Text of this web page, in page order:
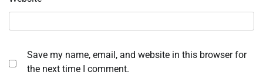
Save my name, email, and website in this browser for
the next time I comment.